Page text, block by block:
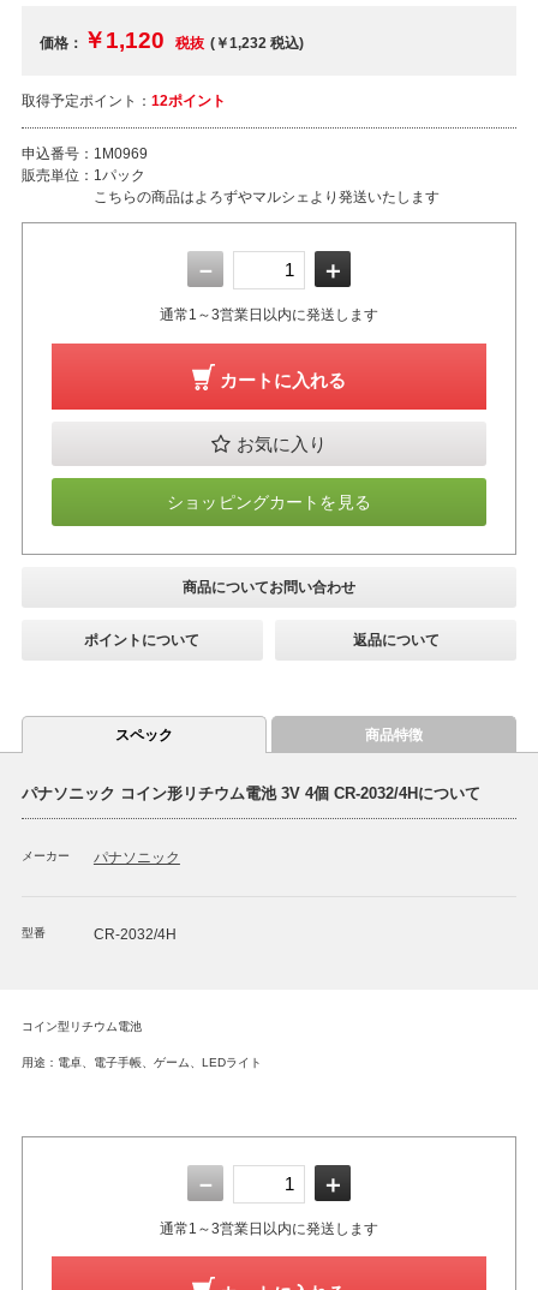
価格： ￥1,120 税抜 (￥1,232税込)
取得予定ポイント： 12ポイント
申込番号： 1M0969
販売単位： 1パック
こちらの商品はよろずやマルシェより発送いたします
－ ＋
通常1～3営業日以内に発送します
カートに入れる
お気に入り
ショッピングカートを見る
商品についてお問い合わせ
ポイントについて 返品について
スペック 商品特徴
パナソニック コイン形リチウム電池 3V 4個 CR-2032/4Hについて
メーカー パナソニック
型番 CR-2032/4H
コイン型リチウム電池
用途：電卓、電子手帳、ゲーム、LEDライト
－ ＋
通常1～3営業日以内に発送します